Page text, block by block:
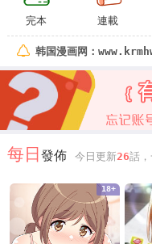
完本 連載
韩国漫画网：
每日發佈 今日更新26話
18+